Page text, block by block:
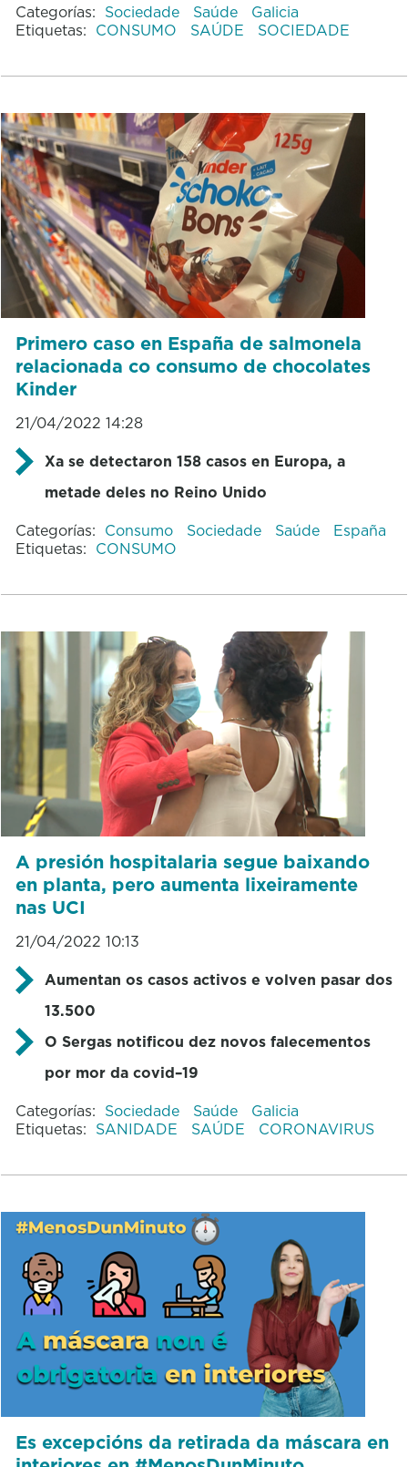
Categorías: Sociedade Saúde
Galicia
Etiquetas: CONSUMO SAÚDE SOCIEDADE
Primero caso en España de salmonela
relacionada co consumo de chocolates
Kinder
21/04/2022 14:28
Xa se detectaron 158 casos en Europa, a
metade deles no Reino Unido
Categorías: Consumo Sociedade Saúde
España
Etiquetas: CONSUMO
A presión hospitalaria segue baixando
en planta, pero aumenta lixeiramente
nas UCI
21/04/2022 10:13
Aumentan os casos activos e volven pasar dos
13.500
O Sergas notificou dez novos falecementos
por mor da covid–19
Categorías: Sociedade Saúde
Galicia
Etiquetas: SANIDADE SAÚDE CORONAVIRUS
Es excepcións da retirada da máscara en